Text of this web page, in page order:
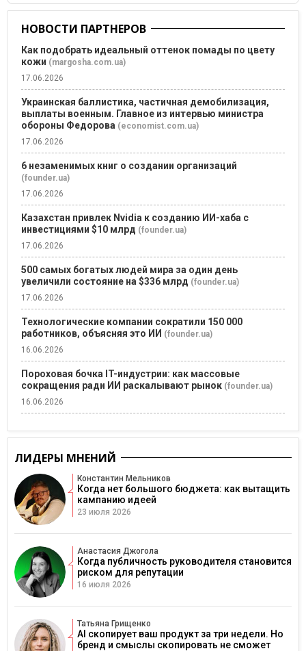
НОВОСТИ ПАРТНЕРОВ
Как подобрать идеальный оттенок помады по цвету
кожи (margosha.com.ua)
17.06.2026
Украинская баллистика, частичная демобилизация,
выплаты военным. Главное из интервью министра
обороны Федорова (economist.com.ua)
17.06.2026
6 незаменимых книг о создании организаций
(founder.ua)
17.06.2026
Казахстан привлек Nvidia к созданию ИИ-хаба с
инвестициями $10 млрд (founder.ua)
17.06.2026
500 самых богатых людей мира за один день
увеличили состояние на $336 млрд (founder.ua)
17.06.2026
Технологические компании сократили 150 000
работников, объясняя это ИИ (founder.ua)
16.06.2026
Пороховая бочка IT-индустрии: как массовые
сокращения ради ИИ раскалывают рынок (founder.ua)
16.06.2026
ЛИДЕРЫ МНЕНИЙ
Константин Мельников
Когда нет большого бюджета: как вытащить
кампанию идеей
23 июля 2026
Анастасия Джогола
Когда публичность руководителя становится
риском для репутации
16 июля 2026
Татьяна Грищенко
AI скопирует ваш продукт за три недели. Но
бренд и смыслы скопировать не сможет